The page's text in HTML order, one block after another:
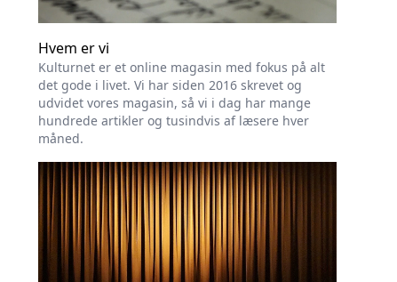
Hvem er vi
Kulturnet er et online magasin med fokus på alt
det gode i livet. Vi har siden 2016 skrevet og
udvidet vores magasin, så vi i dag har mange
hundrede artikler og tusindvis af læsere hver
måned.